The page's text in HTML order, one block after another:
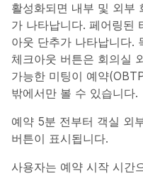
활성화되면 내부 및 외부
가 나타납니다. 페어링된
아웃 단추가 나타납니다.
체크아웃 버튼은 회의실
가능한 미팅이 예약
밖에서만 볼 수 있습니다.
예약 5분 전부터 객실 외
버튼이 표시됩니다.
사용자는 예약 시작 시간